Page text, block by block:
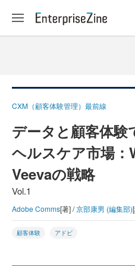
CXM（顧客体験管理）最前線
データと顧客体験
ヘルスケア市場：
Veevaの戦略
Vol.1
Adobe Comms[著] /京部康男 (編集部)
顧客体験 アドビ